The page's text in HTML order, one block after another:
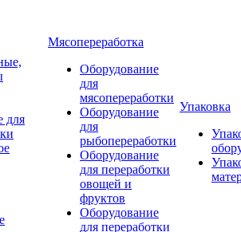
для
Мясопереработка
Оборудование
для
мясопереработки
Оборудование
для
рыбопереработки
Оборудование
для переработки
овощей и
фруктов
Оборудование
для переработки
Упаковка